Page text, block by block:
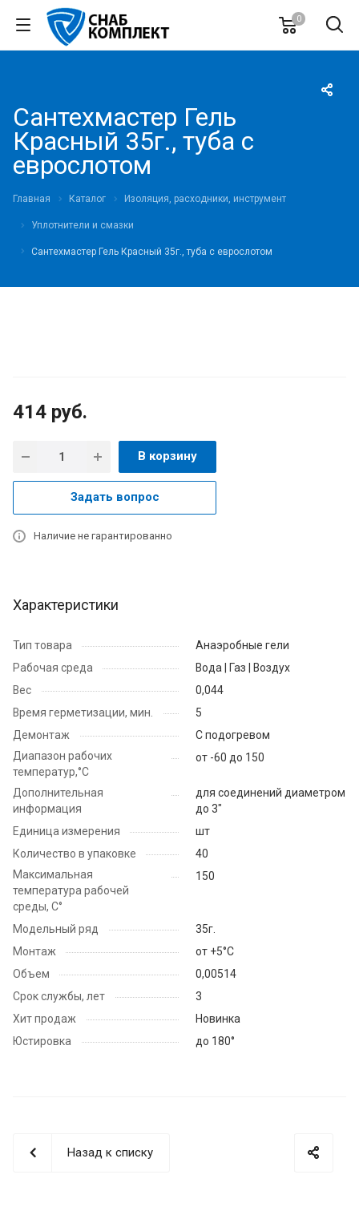
0
Сантехмастер Гель
Красный 35г., туба с
еврослотом
Главная Каталог Изоляция, расходники, инструмент
Уплотнители и смазки
Сантехмастер Гель Красный 35г., туба с еврослотом
414 руб.
В корзину
Задать вопрос
Наличие не гарантированно
Характеристики
Тип товара
Анаэробные гели
Рабочая среда
Вода | Газ | Воздух
Вес
0,044
Время герметизации, мин.
5
Демонтаж
С подогревом
Диапазон рабочих
температур,°С
от -60 до 150
Дополнительная
информация
для соединений диаметром
до 3"
Единица измерения
шт
Количество в упаковке
40
Максимальная
температура рабочей
среды, С°
150
Модельный ряд
35г.
Монтаж
от +5°С
Объем
0,00514
Срок службы, лет
3
Хит продаж
Новинка
Юстировка
до 180°
Назад к списку